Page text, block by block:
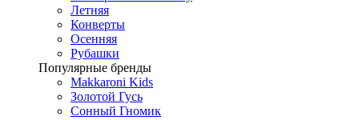
Летняя
Конверты
Осенняя
Рубашки
Популярные бренды
Makkaroni Kids
Золотой Гусь
Сонный Гномик